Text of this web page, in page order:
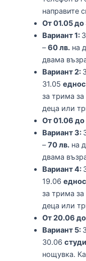
направите
Oт 01.05 до
Вариант 1:
–60 лв.на
двама
Вариант 2:
31.05
за трима
деца или
От 01.06
Вариант 3:
–70 лв.на
двама
Вариант 4:
19.06
за трима
деца или
От 20.06
Вариант 5:
30.06
нощувка.